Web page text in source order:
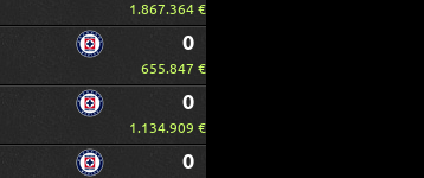
1.867.364 €
0
655.847 €
0
1.134.909 €
0